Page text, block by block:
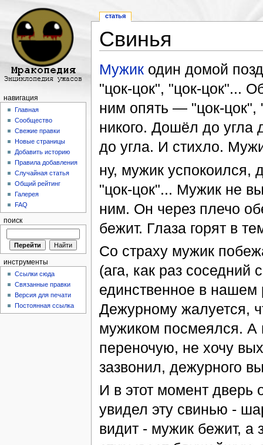
Свинья
Мужикодин домой
"цок-цок", "цок-цок"...
ним опять — "цок-цок",
никого. Дошёл до угла
до угла. И стихло.
ну, мужик успокоился,
"цок-цок"... Мужик не
ним. Он через плечо
бежит. Глаза горят в
Со страху мужик
(ага, как раз
единственное в
Дежурному жалуется,
мужиком посмеялся. А
переночую, не хочу
зазвонил, дежурного
И в этот момент дверь
увидел эту свинью -
видит - мужик бежит, а
статья
навигация
Главная
Сообщество
Свежие правки
Новые страницы
Добавить историю
Правила добавления
Случайная статья
Общий рейтинг
Галерея
FAQ
поиск
инструменты
Ссылки сюда
Связанные правки
Версия для печати
Постоянная ссылка